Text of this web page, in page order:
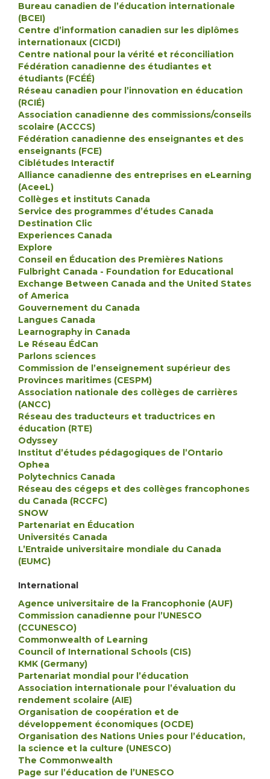
Bureau canadien de l’éducation internationale
(BCEI)
Centre d’information canadien sur les diplômes
internationaux (CICDI)
Centre national pour la vérité et réconciliation
Fédération canadienne des étudiantes et
étudiants (FCÉÉ)
Réseau canadien pour l’innovation en éducation
(RCIÉ)
Association canadienne des commissions/conseils
scolaire (ACCCS)
Fédération canadienne des enseignantes et des
enseignants (FCE)
Ciblétudes Interactif
Alliance canadienne des entreprises en eLearning
(AceeL)
Collèges et instituts Canada
Service des programmes d’études Canada
Destination Clic
Experiences Canada
Explore
Conseil en Éducation des Premières Nations
Fulbright Canada - Foundation for Educational
Exchange Between Canada and the United States
of America
Gouvernement du Canada
Langues Canada
Learnography in Canada
Le Réseau ÉdCan
Parlons sciences
Commission de l’enseignement supérieur des
Provinces maritimes (CESPM)
Association nationale des collèges de carrières
(ANCC)
Réseau des traducteurs et traductrices en
éducation (RTE)
Odyssey
Institut d’études pédagogiques de l’Ontario
Ophea
Polytechnics Canada
Réseau des cégeps et des collèges francophones
du Canada (RCCFC)
SNOW
Partenariat en Éducation
Universités Canada
L’Entraide universitaire mondiale du Canada
(EUMC)
International
Agence universitaire de la Francophonie (AUF)
Commission canadienne pour l’UNESCO
(CCUNESCO)
Commonwealth of Learning
Council of International Schools (CIS)
KMK (Germany)
Partenariat mondial pour l’éducation
Association internationale pour l’évaluation du
rendement scolaire (AIE)
Organisation de coopération et de
développement économiques (OCDE)
Organisation des Nations Unies pour l’éducation,
la science et la culture (UNESCO)
The Commonwealth
Page sur l’éducation de l’UNESCO